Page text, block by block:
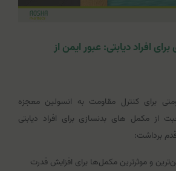
افراد دیابتی: عبور ایمن از
برای کنترل مقاومت به انسولین معجزه
از مکمل های بدنسازی برای افراد دیابتی
برداشت:
و موثرترین مکمل‌ها برای افزایش قدرت